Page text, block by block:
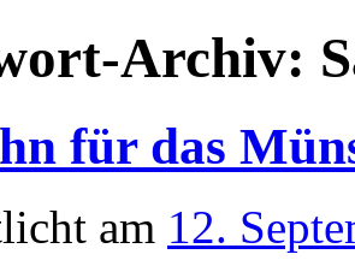
Archiv:
für das
am 12.